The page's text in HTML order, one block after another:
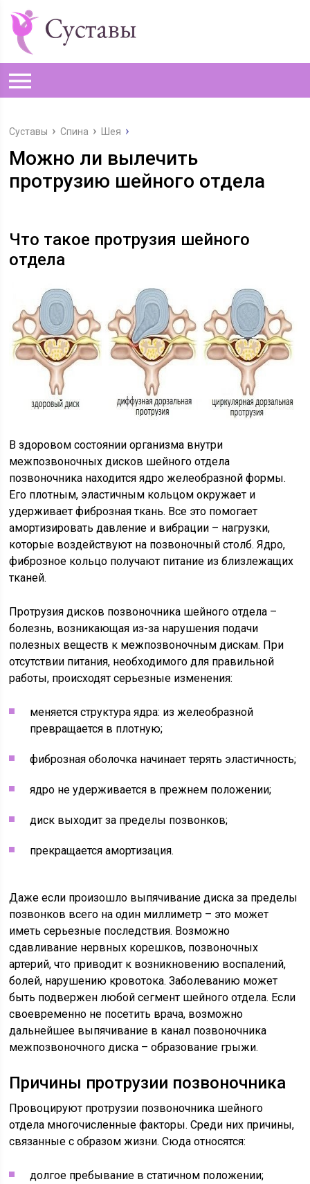
Суставы Спина Шея
Можно ли вылечить
протрузию шейного отдела
Что такое протрузия шейного
отдела
В здоровом состоянии организма внутри
межпозвоночных дисков шейного отдела
позвоночника находится ядро желеобразной формы.
Его плотным, эластичным кольцом окружает и
удерживает фиброзная ткань. Все это помогает
амортизировать давление и вибрации – нагрузки,
которые воздействуют на позвоночный столб. Ядро,
фиброзное кольцо получают питание из близлежащих
тканей.
Протрузия дисков позвоночника шейного отдела –
болезнь, возникающая из-за нарушения подачи
полезных веществ к межпозвоночным дискам. При
отсутствии питания, необходимого для правильной
работы, происходят серьезные изменения:
меняется структура ядра: из желеобразной
превращается в плотную;
фиброзная оболочка начинает терять эластичность;
ядро не удерживается в прежнем положении;
диск выходит за пределы позвонков;
прекращается амортизация.
Даже если произошло выпячивание диска за пределы
позвонков всего на один миллиметр – это может
иметь серьезные последствия. Возможно
сдавливание нервных корешков, позвоночных
артерий, что приводит к возникновению воспалений,
болей, нарушению кровотока. Заболеванию может
быть подвержен любой сегмент шейного отдела. Если
своевременно не посетить врача, возможно
дальнейшее выпячивание в канал позвоночника
межпозвоночного диска – образование грыжи.
Причины протрузии позвоночника
Провоцируют протрузии позвоночника шейного
отдела многочисленные факторы. Среди них причины,
связанные с образом жизни. Сюда относятся:
долгое пребывание в статичном положении;